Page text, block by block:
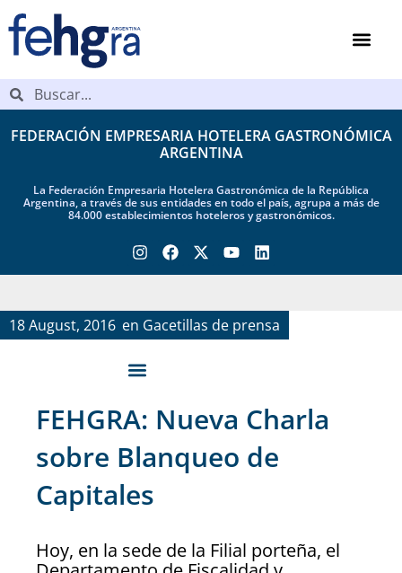
FEDERACIÓN EMPRESARIA HOTELERA GASTRONÓMICA
ARGENTINA
La Federación Empresaria Hotelera Gastronómica de la República
Argentina, a través de sus entidades en todo el país, agrupa a más de
84.000 establecimientos hoteleros y gastronómicos.
18 August, 2016 en Gacetillas de prensa
FEHGRA: Nueva Charla
sobre Blanqueo de
Capitales
Hoy, en la sede de la Filial porteña, el